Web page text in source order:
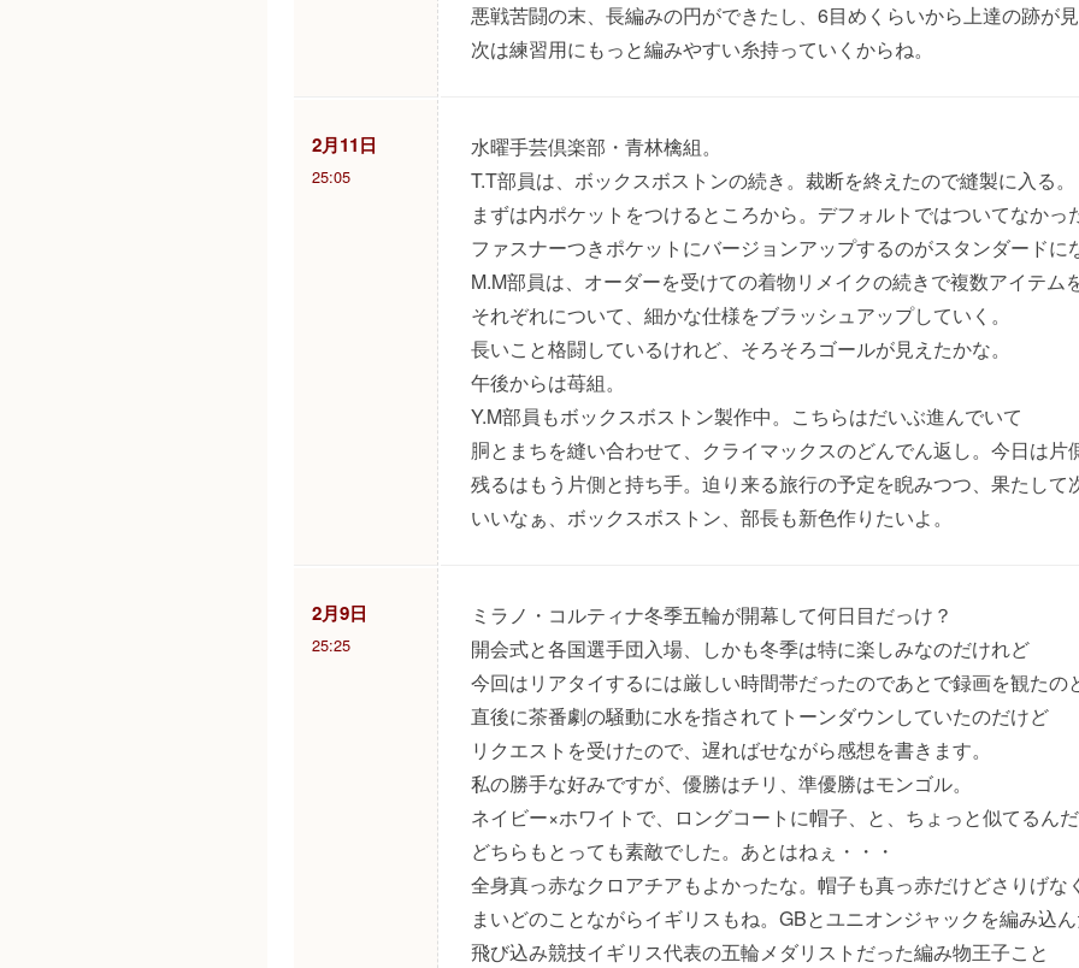
悪戦苦闘の末、長編みの円ができたし、6目めくらいから上達の跡が見
次は練習用にもっと編みやすい糸持っていくからね。
2月11日
25:05
水曜手芸倶楽部・青林檎組。
T.T部員は、ボックスボストンの続き。裁断を終えたので縫製に入る。
まずは内ポケットをつけるところから。デフォルトではついてなかっ
ファスナーつきポケットにバージョンアップするのがスタンダードに
M.M部員は、オーダーを受けての着物リメイクの続きで複数アイテム
それぞれについて、細かな仕様をブラッシュアップしていく。
長いこと格闘しているけれど、そろそろゴールが見えたかな。
午後からは苺組。
Y.M部員もボックスボストン製作中。こちらはだいぶ進んでいて
胴とまちを縫い合わせて、クライマックスのどんでん返し。今日は片
残るはもう片側と持ち手。迫り来る旅行の予定を睨みつつ、果たして
いいなぁ、ボックスボストン、部長も新色作りたいよ。
2月9日
25:25
ミラノ・コルティナ冬季五輪が開幕して何日目だっけ？
開会式と各国選手団入場、しかも冬季は特に楽しみなのだけれど
今回はリアタイするには厳しい時間帯だったのであとで録画を観たの
直後に茶番劇の騒動に水を指されてトーンダウンしていたのだけど
リクエストを受けたので、遅ればせながら感想を書きます。
私の勝手な好みですが、優勝はチリ、準優勝はモンゴル。
ネイビー×ホワイトで、ロングコートに帽子、と、ちょっと似てるん
どちらもとっても素敵でした。あとはねぇ・・・
全身真っ赤なクロアチアもよかったな。帽子も真っ赤だけどさりげな
まいどのことながらイギリスもね。GBとユニオンジャックを編み込ん
飛び込み競技イギリス代表の五輪メダリストだった編み物王子こと